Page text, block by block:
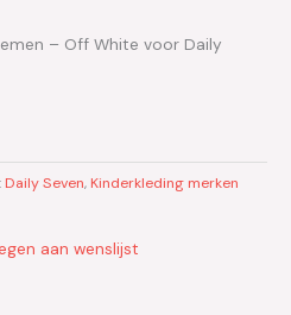
– Off White voor Daily
Daily Seven, Kinderkleding merken
aan wenslijst